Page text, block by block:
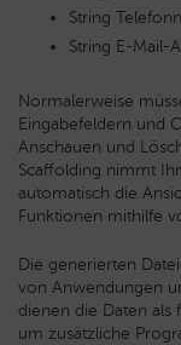
String
String E-Mail-
Normalerweise
Eingabefeldern und
Anschauen und
Scaffolding nimmt
automatisch die
Funktionen mithilfe
Die generierten
von Anwendungen
dienen die Daten als
um zusätzliche